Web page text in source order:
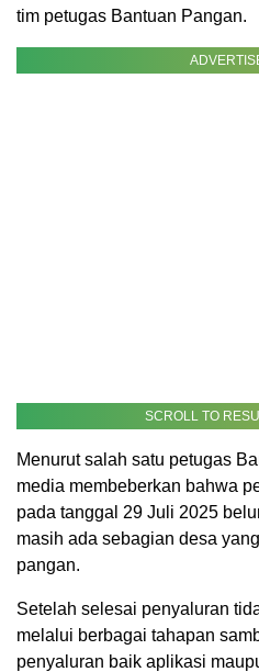
tim petugas Bantuan Pangan.
SCROLL TO
Menurut salah satu petugas
media membeberkan bahwa
pada tanggal 29 Juli 2025
masih ada sebagian desa
pangan.
Setelah selesai penyaluran
melalui berbagai tahapan
penyaluran baik aplikasi